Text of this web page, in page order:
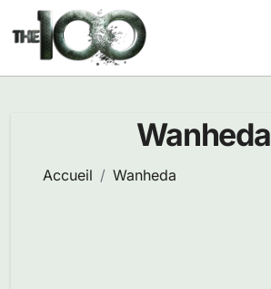
Passer
au
contenu
Wanheda
Accueil Wanheda